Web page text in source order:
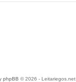
phpBB © 2026 - Leitariegos.net